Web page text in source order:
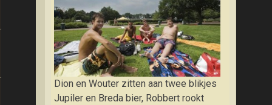
Katie
Dion en Wouter zitten aan twee blikjes
Jupiler en Breda bier, Robbert rookt